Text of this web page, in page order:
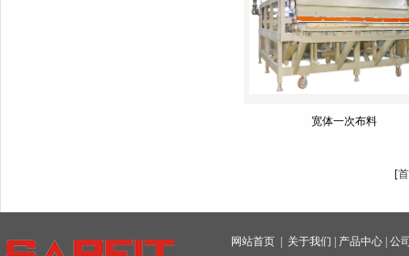
宽体一次布料
[
网站首页 关于我们 产品中心 公